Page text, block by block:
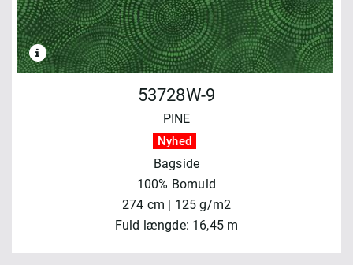
53728W-9
PINE
Nyhed
Bagside
100% Bomuld
274 cm | 125 g/m2
Fuld længde: 16,45 m